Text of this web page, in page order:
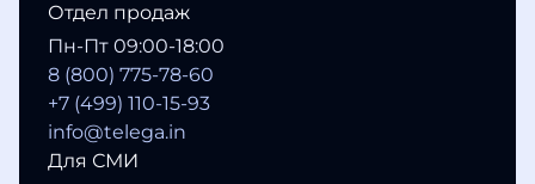
Отдел продаж
Пн-Пт 09:00-18:00
8 (800) 775-78-60
+7 (499) 110-15-93
info@telega.in
Для СМИ